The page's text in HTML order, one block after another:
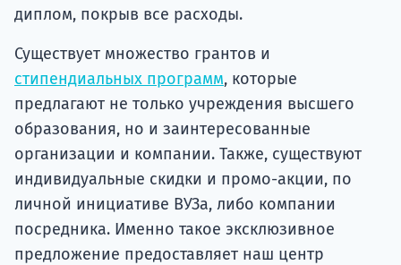
диплом, покрыв все расходы.
Существует множество грантов и
стипендиальных программ, которые
предлагают не только учреждения высшего
образования, но и заинтересованные
организации и компании. Также, существуют
индивидуальные скидки и промо-акции, по
личной инициативе ВУЗа, либо компании
посредника. Именно такое эксклюзивное
предложение предоставляет наш центр